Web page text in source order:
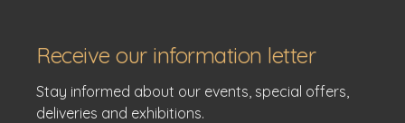
Receive our information letter
Stay informed about our events, special offers,
deliveries and exhibitions.